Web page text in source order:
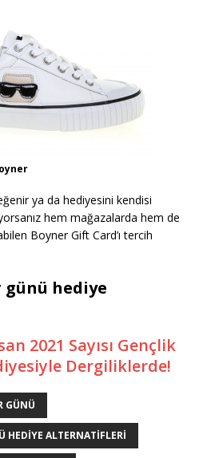
ya da hediyesini kendisi
hem mağazalarda hem de
Boyner Gift Card’ı tercih
hediye
2021 Sayısı Gençlik
Dergiliklerde!
GÜNÜ
HEDIYE ALTERNATIFLERI